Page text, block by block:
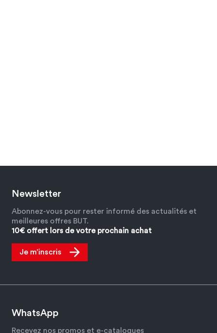
Newsletter
Abonnez-vous pour rester informé des actualités et
meilleures offres BUT.
10€ offert lors de votre prochain achat
Je m’inscris
WhatsApp
Recevez nos promos et e-catalogues